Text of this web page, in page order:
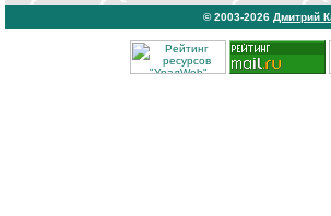
© 2003-2026 Дмитрий